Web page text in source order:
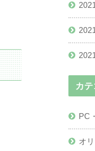
カ
PC
オ